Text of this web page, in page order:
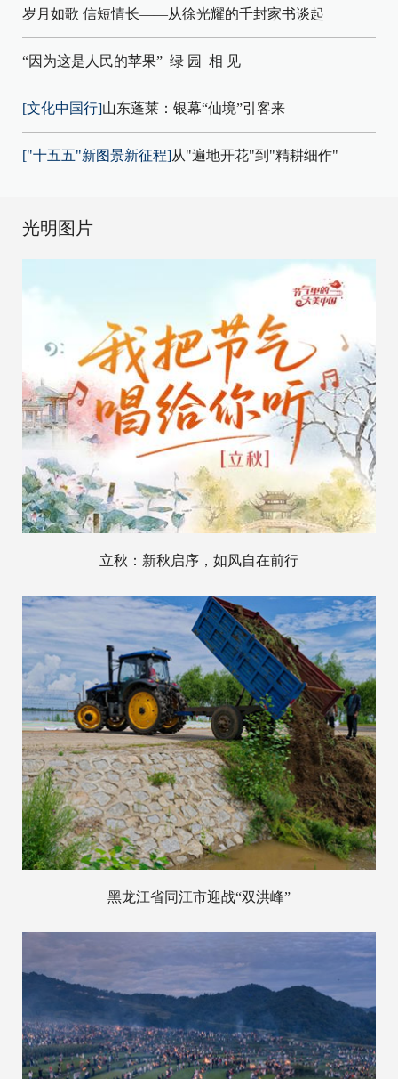
岁月如歌 信短情长——从徐光耀的千封家书谈起
“因为这是人民的苹果” 绿 园 相 见
[文化中国行]山东蓬莱：银幕“仙境”引客来
["十五五"新图景新征程]从"遍地开花"到"精耕细作"
光明图片
立秋：新秋启序，如风自在前行
黑龙江省同江市迎战“双洪峰”